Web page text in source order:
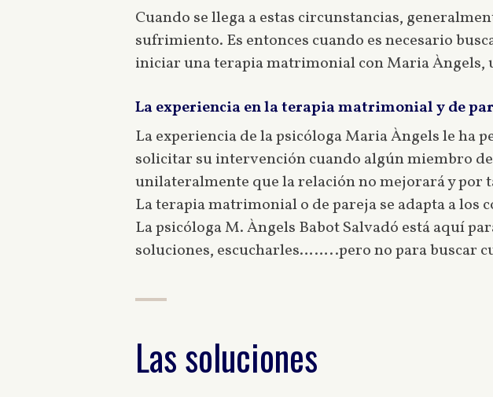
Cuando se llega a estas circunstancias,
sufrimiento. Es entonces cuando es necesario
iniciar una terapia matrimonial con Maria Àngels,
La experiencia en la terapia matrimonial y de
La experiencia de la psicóloga Maria Àngels le ha
solicitar su intervención cuando algún miembro
unilateralmente que la relación no mejorará y por
La terapia matrimonial o de pareja se adapta a los
La psicóloga M. Àngels Babot Salvadó está aquí
soluciones, escucharles……..pero no para buscar
Las soluciones